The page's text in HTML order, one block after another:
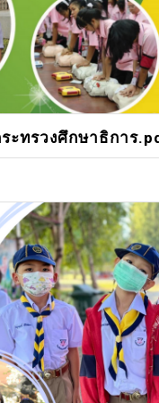
ะทรวงศึกษาธิการ